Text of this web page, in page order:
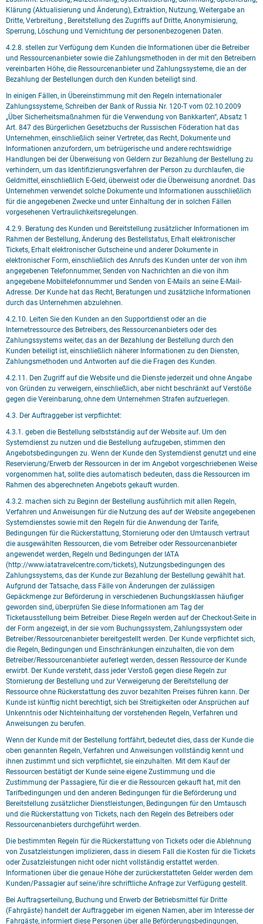
Klärung (Aktualisierung und Änderung), Extraktion, Nutzung, Weitergabe an
Dritte, Verbreitung , Bereitstellung des Zugriffs auf Dritte, Anonymisierung,
Sperrung, Löschung und Vernichtung der personenbezogenen Daten.
4.2.8. stellen zur Verfügung dem Kunden die Informationen über die Betreiber
und Ressourcenanbieter sowie die Zahlungsmethoden in der mit den Betreibern
vereinbarten Höhe, die Ressourcenanbieter und Zahlungssysteme, die an der
Bezahlung der Bestellungen durch den Kunden beteiligt sind.
In einigen Fällen, in Übereinstimmung mit den Regeln internationaler
Zahlungssysteme, Schreiben der Bank of Russia Nr. 120-T vom 02.10.2009
„Über Sicherheitsmaßnahmen für die Verwendung von Bankkarten“, Absatz 1
Art. 847 des Bürgerlichen Gesetzbuchs der Russischen Föderation hat das
Unternehmen, einschließlich seiner Vertreter, das Recht, Dokumente und
Informationen anzufordern, um betrügerische und andere rechtswidrige
Handlungen bei der Überweisung von Geldern zur Bezahlung der Bestellung zu
verhindern, um das Identifizierungsverfahren der Person zu durchlaufen, die
Geldmittel, einschließlich E-Geld, überweist oder die Überweisung anordnet. Das
Unternehmen verwendet solche Dokumente und Informationen ausschließlich
für die angegebenen Zwecke und unter Einhaltung der in solchen Fällen
vorgesehenen Vertraulichkeitsregelungen.
4.2.9. Beratung des Kunden und Bereitstellung zusätzlicher Informationen im
Rahmen der Bestellung, Änderung des Bestellstatus, Erhalt elektronischer
Tickets, Erhalt elektronischer Gutscheine und anderer Dokumente in
elektronischer Form, einschließlich des Anrufs des Kunden unter der von ihm
angegebenen Telefonnummer, Senden von Nachrichten an die von ihm
angegebene Mobiltelefonnummer und Senden von E-Mails an seine E-Mail-
Adresse. Der Kunde hat das Recht, Beratungen und zusätzliche Informationen
durch das Unternehmen abzulehnen.
4.2.10. Leiten Sie den Kunden an den Supportdienst oder an die
Internetressource des Betreibers, des Ressourcenanbieters oder des
Zahlungssystems weiter, das an der Bezahlung der Bestellung durch den
Kunden beteiligt ist, einschließlich näherer Informationen zu den Diensten,
Zahlungsmethoden und Antworten auf die die Fragen des Kunden.
4.2.11. Den Zugriff auf die Website und die Dienste jederzeit und ohne Angabe
von Gründen zu verweigern, einschließlich, aber nicht beschränkt auf Verstöße
gegen die Vereinbarung, ohne dem Unternehmen Strafen aufzuerlegen.
4.3. Der Auftraggeber ist verpflichtet:
4.3.1. geben die Bestellung selbstständig auf der Website auf. Um den
Systemdienst zu nutzen und die Bestellung aufzugeben, stimmen den
Angebotsbedingungen zu. Wenn der Kunde den Systemdienst genutzt und eine
Reservierung/Erwerb der Ressourcen in der im Angebot vorgeschriebenen Weise
vorgenommen hat, sollte dies automatisch bedeuten, dass die Ressourcen im
Rahmen des abgerechneten Angebots gekauft wurden.
4.3.2. machen sich zu Beginn der Bestellung ausführlich mit allen Regeln,
Verfahren und Anweisungen für die Nutzung des auf der Website angegebenen
Systemdienstes sowie mit den Regeln für die Anwendung der Tarife,
Bedingungen für die Rückerstattung, Stornierung oder den Umtausch vertraut
die ausgewählten Ressourcen, die vom Betreiber oder Ressourcenanbieter
angewendet werden, Regeln und Bedingungen der IATA
(http://www.iatatravelcentre.com/tickets), Nutzungsbedingungen des
Zahlungssystems, das der Kunde zur Bezahlung der Bestellung gewählt hat.
Aufgrund der Tatsache, dass Fälle von Änderungen der zulässigen
Gepäckmenge zur Beförderung in verschiedenen Buchungsklassen häufiger
geworden sind, überprüfen Sie diese Informationen am Tag der
Ticketausstellung beim Betreiber. Diese Regeln werden auf der Checkout-Seite in
der Form angezeigt, in der sie vom Buchungssystem, Zahlungssystem oder
Betreiber/Ressourcenanbieter bereitgestellt werden. Der Kunde verpflichtet sich,
die Regeln, Bedingungen und Einschränkungen einzuhalten, die von dem
Betreiber/Ressourcenanbieter auferlegt werden, dessen Ressource der Kunde
erwirbt. Der Kunde versteht, dass jeder Verstoß gegen diese Regeln zur
Stornierung der Bestellung und zur Verweigerung der Bereitstellung der
Ressource ohne Rückerstattung des zuvor bezahlten Preises führen kann. Der
Kunde ist künftig nicht berechtigt, sich bei Streitigkeiten oder Ansprüchen auf
Unkenntnis oder Nichteinhaltung der vorstehenden Regeln, Verfahren und
Anweisungen zu berufen.
Wenn der Kunde mit der Bestellung fortfährt, bedeutet dies, dass der Kunde die
oben genannten Regeln, Verfahren und Anweisungen vollständig kennt und
ihnen zustimmt und sich verpflichtet, sie einzuhalten. Mit dem Kauf der
Ressourcen bestätigt der Kunde seine eigene Zustimmung und die
Zustimmung der Passagiere, für die er die Ressourcen gekauft hat, mit den
Tarifbedingungen und den anderen Bedingungen für die Beförderung und
Bereitstellung zusätzlicher Dienstleistungen, Bedingungen für den Umtausch
und die Rückerstattung von Tickets, nach den Regeln des Betreibers oder
Ressourcenanbieters durchgeführt werden.
Die bestimmten Regeln für die Rückerstattung von Tickets oder die Ablehnung
von Zusatzleistungen implizieren, dass in diesem Fall die Kosten für die Tickets
oder Zusatzleistungen nicht oder nicht vollständig erstattet werden.
Informationen über die genaue Höhe der zurückerstatteten Gelder werden dem
Kunden/Passagier auf seine/ihre schriftliche Anfrage zur Verfügung gestellt.
Bei Auftragserteilung, Buchung und Erwerb der Betriebsmittel für Dritte
(Fahrgäste) handelt der Auftraggeber im eigenen Namen, aber im Interesse der
Fahrgäste, informiert diese Personen über alle Beförderungsbedingungen,